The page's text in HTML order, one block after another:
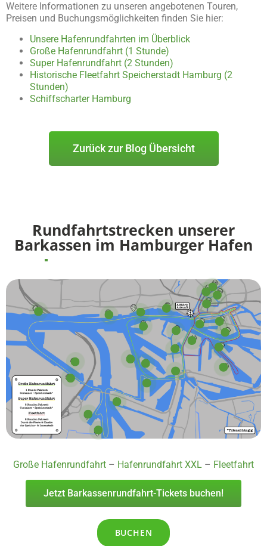
Weitere Informationen zu unseren angebotenen Touren,
Preisen und Buchungsmöglichkeiten finden Sie hier:
Unsere Hafenrundfahrten im Überblick
Große Hafenrundfahrt (1 Stunde)
Super Hafenrundfahrt (2 Stunden)
Historische Fleetfahrt Speicherstadt Hamburg (2
Stunden)
Schiffscharter Hamburg
Zurück zur Blog Übersicht
Rundfahrtstrecken unserer
Barkassen im Hamburger Hafen
Große Hafenrundfahrt – Hafenrundfahrt XXL – Fleetfahrt
Jetzt Barkassenrundfahrt-Tickets buchen!
BUCHEN